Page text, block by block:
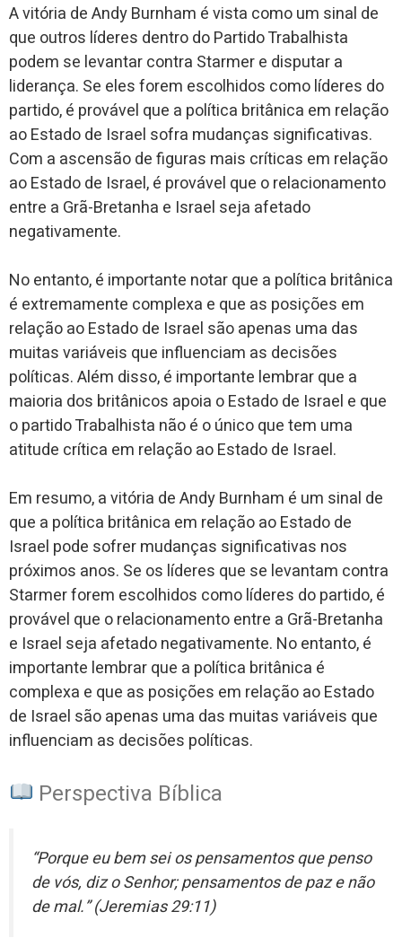
A vitória de Andy Burnham é vista como um sinal de
que outros líderes dentro do Partido Trabalhista
podem se levantar contra Starmer e disputar a
liderança. Se eles forem escolhidos como líderes do
partido, é provável que a política britânica em relação
ao Estado de Israel sofra mudanças significativas.
Com a ascensão de figuras mais críticas em relação
ao Estado de Israel, é provável que o relacionamento
entre a Grã-Bretanha e Israel seja afetado
negativamente.
No entanto, é importante notar que a política britânica
é extremamente complexa e que as posições em
relação ao Estado de Israel são apenas uma das
muitas variáveis que influenciam as decisões
políticas. Além disso, é importante lembrar que a
maioria dos britânicos apoia o Estado de Israel e que
o partido Trabalhista não é o único que tem uma
atitude crítica em relação ao Estado de Israel.
Em resumo, a vitória de Andy Burnham é um sinal de
que a política britânica em relação ao Estado de
Israel pode sofrer mudanças significativas nos
próximos anos. Se os líderes que se levantam contra
Starmer forem escolhidos como líderes do partido, é
provável que o relacionamento entre a Grã-Bretanha
e Israel seja afetado negativamente. No entanto, é
importante lembrar que a política britânica é
complexa e que as posições em relação ao Estado
de Israel são apenas uma das muitas variáveis que
influenciam as decisões políticas.
Perspectiva Bíblica
“Porque eu bem sei os pensamentos que penso
de vós, diz o Senhor; pensamentos de paz e não
de mal.” (Jeremias 29:11)